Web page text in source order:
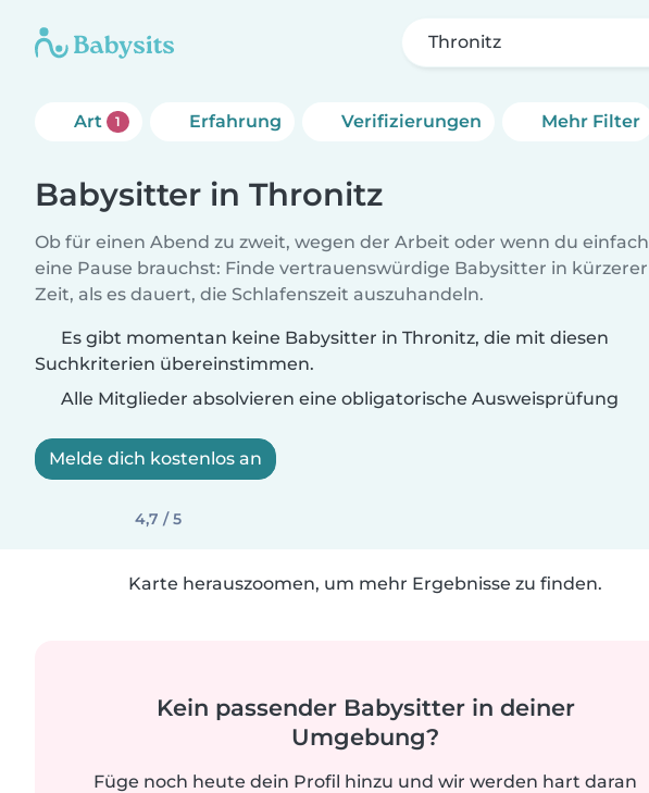
Thronitz
Art 1 Erfahrung Verifizierungen Mehr Filter
Babysitter in Thronitz
Ob für einen Abend zu zweit, wegen der Arbeit oder wenn du einfach
eine Pause brauchst: Finde vertrauenswürdige Babysitter in kürzerer
Zeit, als es dauert, die Schlafenszeit auszuhandeln.
Es gibt momentan keine Babysitter in Thronitz, die mit diesen
Suchkriterien übereinstimmen.
Alle Mitglieder absolvieren eine obligatorische Ausweisprüfung
Melde dich kostenlos an
4,7 / 5
Karte herauszoomen, um mehr Ergebnisse zu finden.
Kein passender Babysitter in deiner
Umgebung?
Füge noch heute dein Profil hinzu und wir werden hart daran